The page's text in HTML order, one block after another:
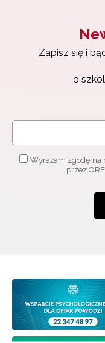
Zapisz się i
o
Wyrażam zgodę na
przez